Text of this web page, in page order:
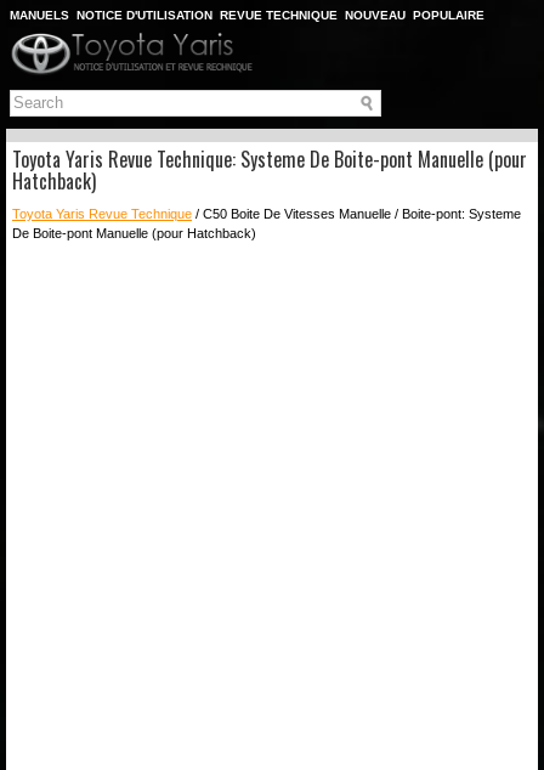
MANUELS NOTICE D'UTILISATION REVUE TECHNIQUE NOUVEAU POPULAIRE
PLAN DU SITE
CHERCHER
Toyota Yaris Revue Technique: Systeme De Boite-pont Manuelle (pour
Hatchback)
Toyota Yaris Revue Technique / C50 Boite De Vitesses Manuelle / Boite-pont: Systeme
De Boite-pont Manuelle (pour Hatchback)